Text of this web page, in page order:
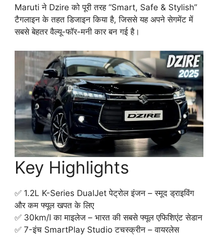
Maruti ने Dzire को पूरी तरह “Smart, Safe & Stylish”
टैगलाइन के तहत डिजाइन किया है, जिससे यह अपने सेगमेंट में
सबसे बेहतर वैल्यू-फॉर-मनी कार बन गई है।
Key Highlights
✅ 1.2L K-Series DualJet पेट्रोल इंजन – स्मूद ड्राइविंग
और कम फ्यूल खपत के लिए
✅ 30km/l का माइलेज – भारत की सबसे फ्यूल एफिशिएंट सेडान
✅ 7-इंच SmartPlay Studio टचस्क्रीन – वायरलेस